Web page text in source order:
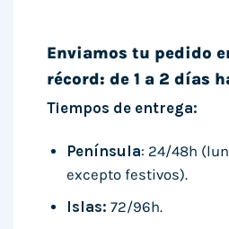
Enviamos tu pedido
récord: de 1 a 2 días
Tiempos de entrega:
Península: 24/48h
excepto festivos).
Islas: 72/96h.